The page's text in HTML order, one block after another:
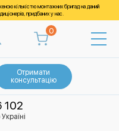
кількістю монтажних бригад на даний
придбаних у нас.
0
Отримати
консультацію
102